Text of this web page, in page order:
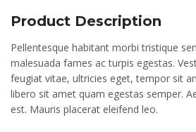
Product Description
Pellentesque habitant morbi tristique
malesuada fames ac turpis egestas.
feugiat vitae, ultricies eget, tempor sit
libero sit amet quam egestas semper.
est. Mauris placerat eleifend leo.